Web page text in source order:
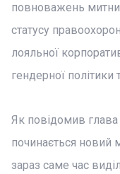
повноважень
статусу
лояльної
гендерної політики
Як повідомив
починається новий
зараз саме час